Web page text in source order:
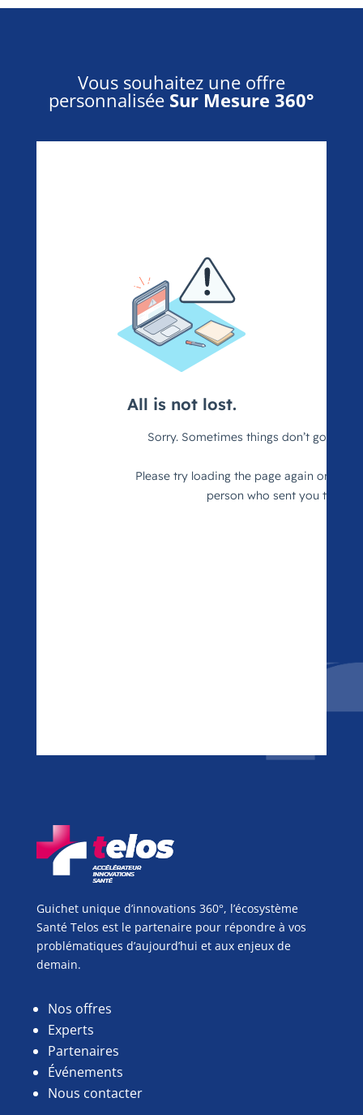
Vous souhaitez une offre
personnalisée Sur Mesure 360°
Guichet unique d’innovations 360°, l’écosystème
Santé Telos est le partenaire pour répondre à vos
problématiques d’aujourd’hui et aux enjeux de
demain.
Nos offres
Experts
Partenaires
Événements
Nous contacter